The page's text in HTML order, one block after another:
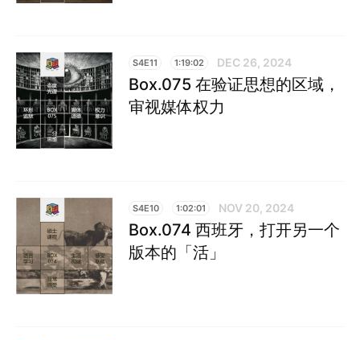
S4E11 1:19:02 DEC 26, 2024
Box.075 在验证思想的区域，
审视媒体权力
S4E10 1:02:01 NOV 20, 2024
Box.074 西班牙，打开另一个
版本的「活」